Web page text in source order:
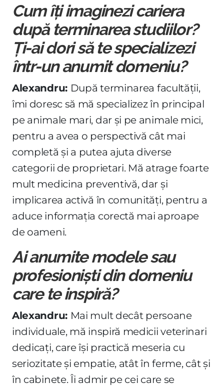
Cum îți imaginezi cariera
după terminarea studiilor?
Ți-ai dori să te specializezi
într-un anumit domeniu?
Alexandru: După terminarea facultății,
îmi doresc să mă specializez în principal
pe animale mari, dar și pe animale mici,
pentru a avea o perspectivă cât mai
completă și a putea ajuta diverse
categorii de proprietari. Mă atrage foarte
mult medicina preventivă, dar și
implicarea activă în comunități, pentru a
aduce informația corectă mai aproape
de oameni.
Ai anumite modele sau
profesioniști din domeniu
care te inspiră?
Alexandru: Mai mult decât persoane
individuale, mă inspiră medicii veterinari
dedicați, care își practică meseria cu
seriozitate și empatie, atât în ferme, cât și
în cabinete. Îi admir pe cei care se